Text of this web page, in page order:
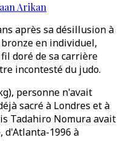
Arikan
après sa désillusion à
en individuel,
doré de sa carrière
incontesté du judo.
personne n'avait
sacré à Londres et à
Tadahiro Nomura avait
1996 à